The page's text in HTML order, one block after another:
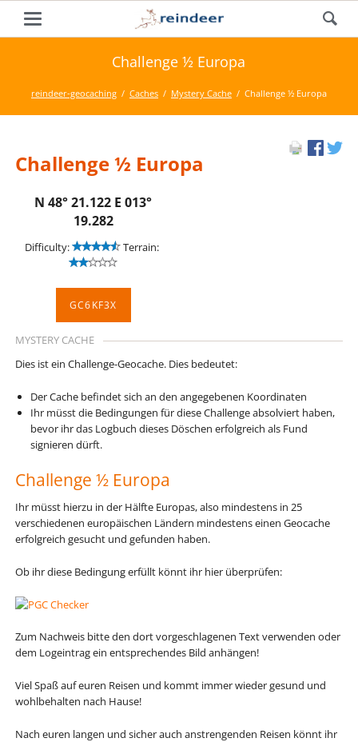
Challenge ½ Europa
reindeer-geocaching Caches Mystery Cache Challenge ½ Europa
Challenge ½ Europa
N 48° 21.122 E 013°
19.282
Difficulty: Terrain:
GC6KF3X
MYSTERY CACHE
Dies ist ein Challenge-Geocache. Dies bedeutet:
Der Cache befindet sich an den angegebenen Koordinaten
Ihr müsst die Bedingungen für diese Challenge absolviert haben,
bevor ihr das Logbuch dieses Döschen erfolgreich als Fund
signieren dürft.
Challenge ½ Europa
Ihr müsst hierzu in der Hälfte Europas, also mindestens in 25
verschiedenen europäischen Ländern mindestens einen Geocache
erfolgreich gesucht und gefunden haben.
Ob ihr diese Bedingung erfüllt könnt ihr hier überprüfen:
Zum Nachweis bitte den dort vorgeschlagenen Text verwenden oder
dem Logeintrag ein entsprechendes Bild anhängen!
Viel Spaß auf euren Reisen und kommt immer wieder gesund und
wohlbehalten nach Hause!
Nach euren langen und sicher auch anstrengenden Reisen könnt ihr